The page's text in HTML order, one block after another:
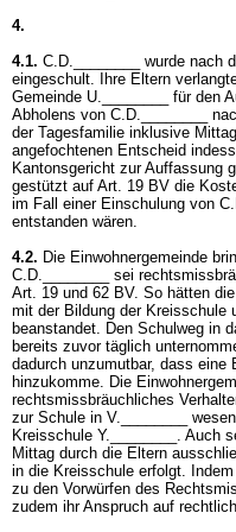
4.
4.1. C.D.________ wurde nach
eingeschult. Ihre Eltern
Gemeinde U.________ für den
Abholens von C.D.________
der Tagesfamilie inklusive
angefochtenen Entscheid
Kantonsgericht zur Auffassung
gestützt auf Art. 19 BV die
im Fall einer Einschulung von
entstanden wären.
4.2. Die Einwohnergemeinde
C.D.________ sei
Art. 19 und 62 BV. So hätten
mit der Bildung der Kreisschule
beanstandet. Den Schulweg in
bereits zuvor täglich
dadurch unzumutbar, dass eine
hinzukomme. Die
rechtsmissbräuchliches
zur Schule in V.________
Kreisschule Y.________. Auch
Mittag durch die Eltern
in die Kreisschule erfolgt.
zu den Vorwürfen des
zudem ihr Anspruch auf